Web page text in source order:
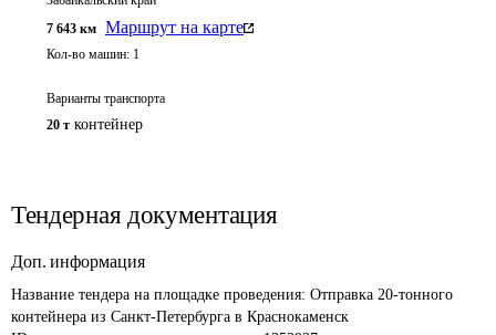
7 643 км Маршрут на карте
Кол-во машин: 1
Варианты транспорта
20 т контейнер
Тендерная документация
Доп. информация
Название тендера на площадке проведения: Отправка 20-тонного
контейнера из Санкт-Петербурга в Краснокаменск